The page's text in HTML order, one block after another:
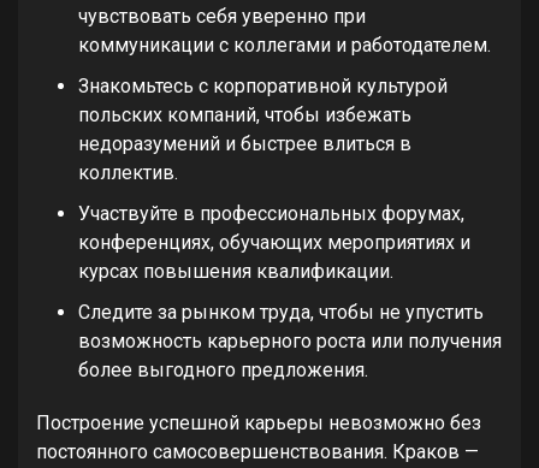
чувствовать себя уверенно при
коммуникации с коллегами и работодателем.
Знакомьтесь с корпоративной культурой
польских компаний, чтобы избежать
недоразумений и быстрее влиться в
коллектив.
Участвуйте в профессиональных форумах,
конференциях, обучающих мероприятиях и
курсах повышения квалификации.
Следите за рынком труда, чтобы не упустить
возможность карьерного роста или получения
более выгодного предложения.
Построение успешной карьеры невозможно без
постоянного самосовершенствования. Краков —